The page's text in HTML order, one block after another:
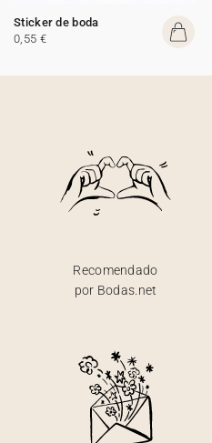
Sticker de boda
0,55 €
Recomendado
por Bodas.net